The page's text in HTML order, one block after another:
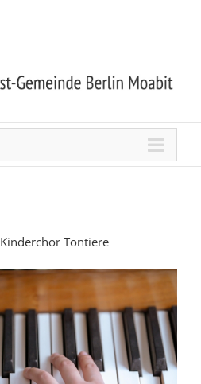
Kinderchor Tontiere